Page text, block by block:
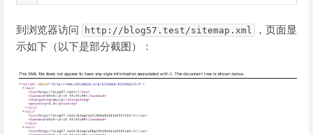
到浏览器访问 http://blog57.test/sitemap.xml
，页面显
示如下（以下是部分截图）：